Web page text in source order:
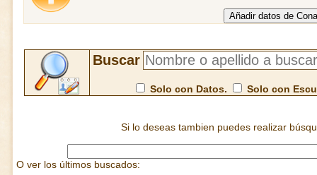
Buscar
Solo con Datos. Solo con
Si lo deseas tambien puedes realizar
O ver los últimos buscados: